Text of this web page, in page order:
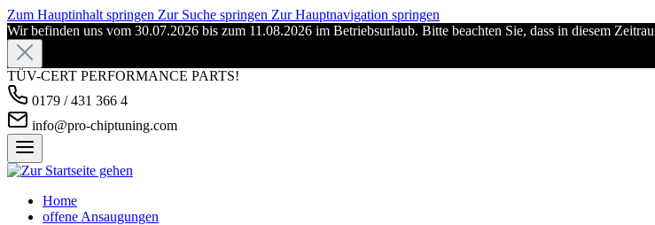
Zum Hauptinhalt springen Zur Suche springen Zur Hauptnavigation springen
Wir befinden uns vom 30.07.2026 bis zum 11.08.2026 im Betriebsurlaub. Bitte beachten Sie, dass in diesem
TÜV-CERT PERFORMANCE PARTS!
0179 / 431 366 4
info@pro-chiptuning.com
Home
offene Ansaugungen